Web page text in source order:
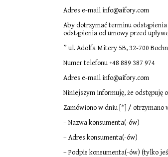
Adres e-mail info@aifory.com
Aby dotrzymać terminu odstąpienia
odstąpienia od umowy przed
” ul. Adolfa Mitery 5B, 32-700
Numer telefonu +48 889 387 974
Adres e-mail info@aifory.com
Niniejszym informuję, że odstępuję
Zamówiono w dniu [*] / otrzymano
– Nazwa konsumenta(-ów)
– Adres konsumenta(-ów)
– Podpis konsumenta(-ów) (tylko